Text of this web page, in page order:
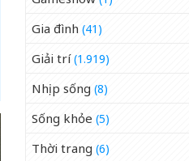
Gia đình (41)
Giải trí(1.919)
Nhịp sống (8)
Sống khỏe (5)
Thời trang (6)